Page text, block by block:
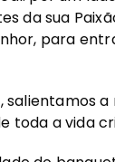
da sua
para
salientamos
toda a vida